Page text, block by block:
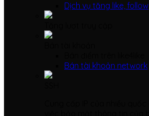
Dịch vụ tăng like, follow
Bán tài khoản network